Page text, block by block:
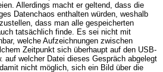
Allerdings macht er geltend, dass die
Datenchaos enthalten würden, weshalb
dass man alle gespeicherten
tatsächlich finde. Es sei nicht mit
welche Aufzeichnungen zwischen
Zeitpunkt sich überhaupt auf den USB-
auf welcher Datei dieses Gespräch abgelegt
nicht möglich, sich ein Bild über die